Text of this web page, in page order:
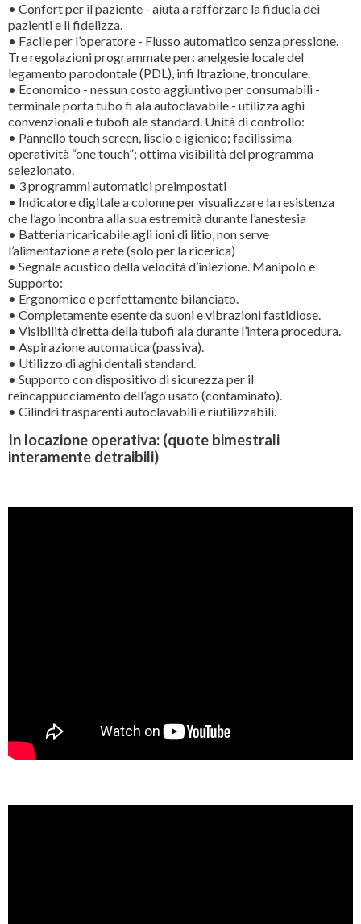
• Confort per il paziente - aiuta a rafforzare la fiducia dei
pazienti e li fidelizza.
• Facile per l’operatore - Flusso automatico senza pressione.
Tre regolazioni programmate per: anelgesie locale del
legamento parodontale (PDL), infi ltrazione, tronculare.
• Economico - nessun costo aggiuntivo per consumabili -
terminale porta tubo fi ala autoclavabile - utilizza aghi
convenzionali e tubofi ale standard. Unità di controllo:
• Pannello touch screen, liscio e igienico; facilissima
operatività “one touch”; ottima visibilità del programma
selezionato.
• 3 programmi automatici preimpostati
• Indicatore digitale a colonne per visualizzare la resistenza
che l’ago incontra alla sua estremità durante l’anestesia
• Batteria ricaricabile agli ioni di litio, non serve
l’alimentazione a rete (solo per la ricerica)
• Segnale acustico della velocità d’iniezione. Manipolo e
Supporto:
• Ergonomico e perfettamente bilanciato.
• Completamente esente da suoni e vibrazioni fastidiose.
• Visibilità diretta della tubofi ala durante l’intera procedura.
• Aspirazione automatica (passiva).
• Utilizzo di aghi dentali standard.
• Supporto con dispositivo di sicurezza per il
reincappucciamento dell’ago usato (contaminato).
• Cilindri trasparenti autoclavabili e riutilizzabili.
In locazione operativa: (quote bimestrali
interamente detraibili)